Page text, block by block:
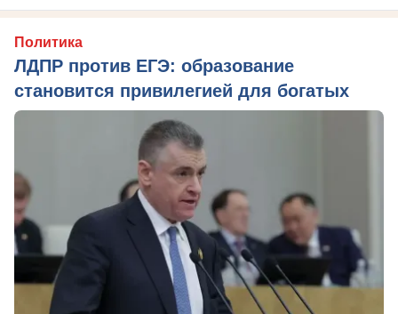
Политика
ЛДПР против ЕГЭ: образование
становится привилегией для богатых